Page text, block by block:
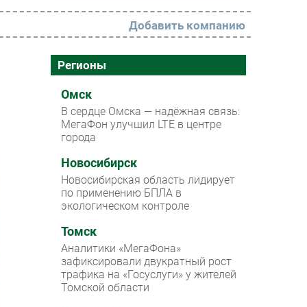
РАЗДЕЛЫ
Новости
Аналитика
Интервью
Мероприятия
Проекты
IT класс
Тестовый стенд
Каталог компаний
Добавить компанию
Регионы
Омск
В сердце Омска — надёжная связь:
МегаФон улучшил LTE в центре
города
Новосибирск
Новосибирская область лидирует
по применению БПЛА в
экологическом контроле
Томск
Аналитики «МегаФона»
зафиксировали двукратный рост
трафика на «Госуслуги» у жителей
Томской области